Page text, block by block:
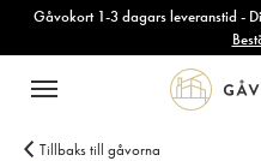
Gåvokort 1-3 dagars leveranstid -
Tillbaks till gåvorna